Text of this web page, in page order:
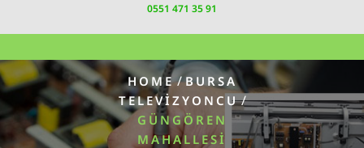
0551 471 35 91
HOME/BURSA
TELEVIZYONCU/
GÜNGÖREN
MAHALLESI